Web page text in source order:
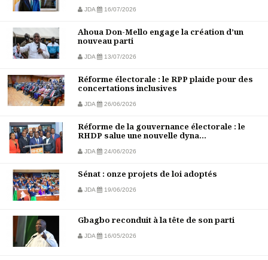
JDA 16/07/2026
Ahoua Don-Mello engage la création d’un
nouveau parti
JDA 13/07/2026
Réforme électorale : le RPP plaide pour des
concertations inclusives
JDA 26/06/2026
Réforme de la gouvernance électorale : le
RHDP salue une nouvelle dyna...
JDA 24/06/2026
Sénat : onze projets de loi adoptés
JDA 19/06/2026
Gbagbo reconduit à la tête de son parti
JDA 16/05/2026